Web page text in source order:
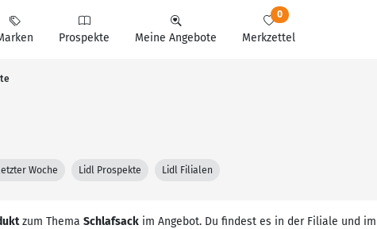
Prospekte Meine Angebote Merkzettel
0
Woche Lidl Prospekte Lidl Filialen
zum Thema Schlafsack im Angebot. Du findest es in der Filiale und